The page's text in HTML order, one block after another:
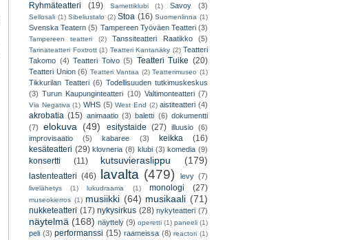
Ryhmäteatteri (19) Samettiklubi (1) Savoy (3)
Sellosali (1) Sibeliustalo (2) Stoa (16) Suomenlinna (1)
Svenska Teatern (5) Tampereen Työväen Teatteri (3)
Tampereen teatteri (2) Tanssiteatteri Raatikko (5)
Tarinateatteri Foxtrott (1) Teatteri Kantanäky (2) Teatteri
Takomo (4) Teatteri Toivo (5) Teatteri Tuike (20)
Teatteri Union (6) Teatteri Vantaa (2) Teatterimuseo (1)
Tikkurilan Teatteri (6) Todellisuuden tutkimuskeskus
(3) Turun Kaupunginteatteri (10) Valtimonteatteri (7)
Via Negativa (1) WHS (5) West End (2) aistiteatteri (4)
akrobatia (15) animaatio (3) baletti (6) dokumentti
(7)
elokuva (49) esitystaide (27) illuusio (6)
improvisaatio
(5) kabaree (3) keikka
(16)
kesäteatteri (29) klovneria (8) klubi (3) komedia (9)
konsertti (11) kutsuvieraslippu (179)
lastenteatteri (46) lavalta (479) levy (7)
livelähetys (1) lukudraama (1) monologi (27)
museokierros (1) musiikki (64) musikaali (71)
nukketeatteri (17) nykysirkus (28) nykyteatteri (7)
näytelmä (168) näyttely (9) operetti (1) paneeli (1)
peli (3) performanssi (15) raameissa (8) reactori (1)